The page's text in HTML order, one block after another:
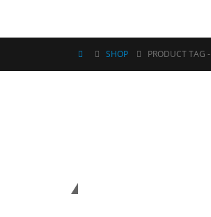
SHOP PRODUCT TAG -